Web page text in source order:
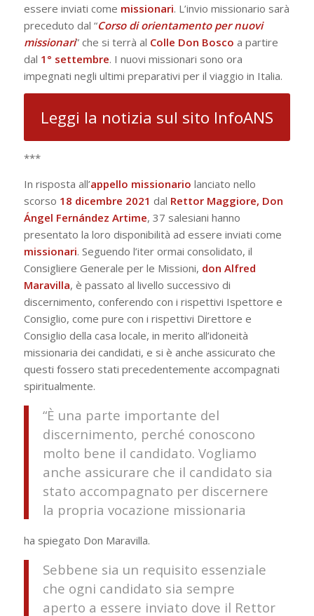
essere inviati come missionari. L’invio missionario sarà
preceduto dal “Corso di orientamento per nuovi
missionari” che si terrà al Colle Don Bosco a partire
dal 1° settembre. I nuovi missionari sono ora
impegnati negli ultimi preparativi per il viaggio in Italia.
Leggi la notizia sul sito InfoANS
***
In risposta all’appello missionario lanciato nello
scorso 18 dicembre 2021 dal Rettor Maggiore, Don
Ángel Fernández Artime, 37 salesiani hanno
presentato la loro disponibilità ad essere inviati come
missionari. Seguendo l’iter ormai consolidato, il
Consigliere Generale per le Missioni, don Alfred
Maravilla, è passato al livello successivo di
discernimento, conferendo con i rispettivi Ispettore e
Consiglio, come pure con i rispettivi Direttore e
Consiglio della casa locale, in merito all’idoneità
missionaria dei candidati, e si è anche assicurato che
questi fossero stati precedentemente accompagnati
spiritualmente.
“È una parte importante del
discernimento, perché conoscono
molto bene il candidato. Vogliamo
anche assicurare che il candidato sia
stato accompagnato per discernere
la propria vocazione missionaria
ha spiegato Don Maravilla.
Sebbene sia un requisito essenziale
che ogni candidato sia sempre
aperto a essere inviato dove il Rettor